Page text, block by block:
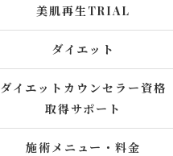
美肌再生TRIAL
ダイエット
ダイエットカウンセラー資格
取得サポート
施術メニュー・料金